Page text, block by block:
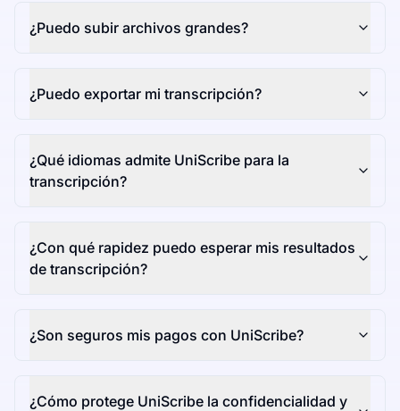
¿Puedo subir archivos grandes?
¿Puedo exportar mi transcripción?
¿Qué idiomas admite UniScribe para la
transcripción?
¿Con qué rapidez puedo esperar mis resultados
de transcripción?
¿Son seguros mis pagos con UniScribe?
¿Cómo protege UniScribe la confidencialidad y